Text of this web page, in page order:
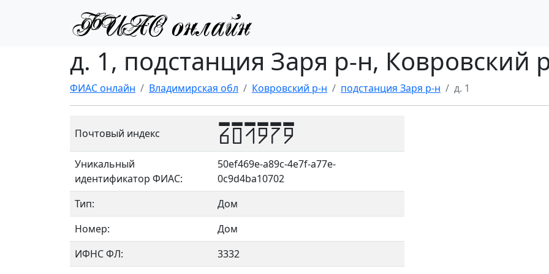
д. 1, подстанция Заря р-н, Ковровский
ФИАС онлайн Владимирская обл Ковровский р-н подстанция Заря р-н д. 1
Почтовый индекс 601979
Уникальный
идентификатор ФИАС:
50ef469e-a89c-4e7f-a77e-
0c9d4ba10702
Тип:
Дом
Номер:
Дом
ИФНС ФЛ:
3332